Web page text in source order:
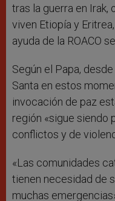
tras la guerra en Irak,
viven Etiopía y
ayuda de la ROACO
Según el Papa,
Santa en estos
invocación de paz
región «sigue siendo
conflictos y de
«Las comunidades
tienen necesidad de
muchas